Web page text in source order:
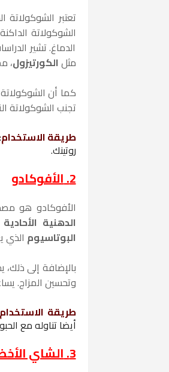
تعتبر
الشوكولاتة
الدماغ. تشير
مثل الكورتيزول،
كما أن
تجنب الشوكولاتة
طريقة الاستخدام:
روتينك.
2. الأفوكادو
الأفوكادو هو
الدهنية
البوتاسيوم الذي
بالإضافة إلى
وتحسين المزاج.
طريقة الاستخدام
أيضا تناوله مع
3. الشاي